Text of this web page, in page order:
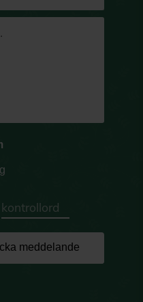
meddelande